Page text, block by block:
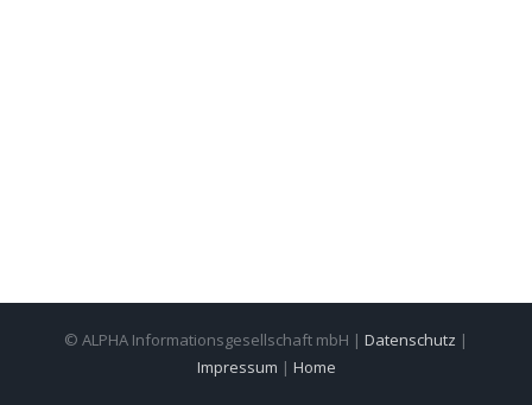
© ALPHA Informationsgesellschaft mbH | Datenschutz |
Impressum | Home